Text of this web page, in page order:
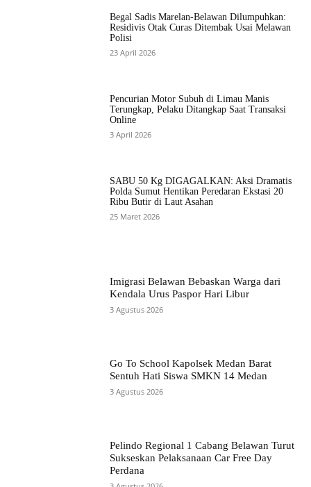
Begal Sadis Marelan-Belawan Dilumpuhkan:
Residivis Otak Curas Ditembak Usai Melawan
Polisi
23 April 2026
Pencurian Motor Subuh di Limau Manis
Terungkap, Pelaku Ditangkap Saat Transaksi
Online
3 April 2026
SABU 50 Kg DIGAGALKAN: Aksi Dramatis
Polda Sumut Hentikan Peredaran Ekstasi 20
Ribu Butir di Laut Asahan
25 Maret 2026
Imigrasi Belawan Bebaskan Warga dari
Kendala Urus Paspor Hari Libur
3 Agustus 2026
Go To School Kapolsek Medan Barat
Sentuh Hati Siswa SMKN 14 Medan
3 Agustus 2026
Pelindo Regional 1 Cabang Belawan Turut
Sukseskan Pelaksanaan Car Free Day
Perdana